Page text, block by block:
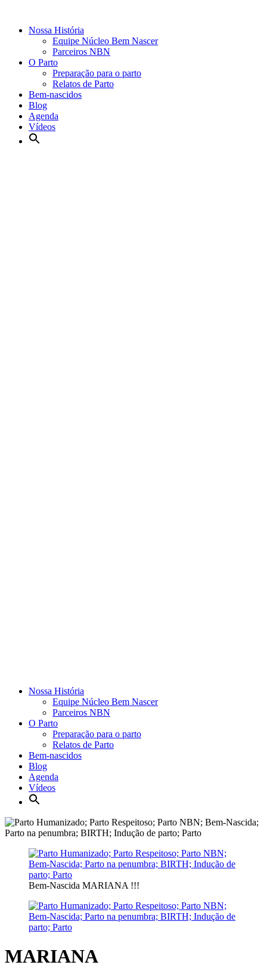
Nossa História
Equipe Núcleo Bem Nascer
Parceiros NBN
O Parto
Preparação para o parto
Relatos de Parto
Bem-nascidos
Blog
Agenda
Vídeos
Nossa História
Equipe Núcleo Bem Nascer
Parceiros NBN
O Parto
Preparação para o parto
Relatos de Parto
Bem-nascidos
Blog
Agenda
Vídeos
Bem-Nascida MARIANA !!!
MARIANA